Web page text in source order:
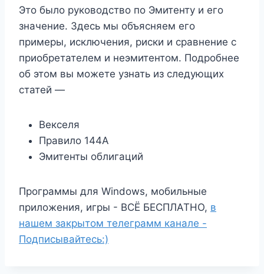
Это было руководство по Эмитенту и его
значение. Здесь мы объясняем его
примеры, исключения, риски и сравнение с
приобретателем и неэмитентом. Подробнее
об этом вы можете узнать из следующих
статей —
Векселя
Правило 144А
Эмитенты облигаций
Программы для Windows, мобильные
приложения, игры - ВСЁ БЕСПЛАТНО, в
нашем закрытом телеграмм канале -
Подписывайтесь:)